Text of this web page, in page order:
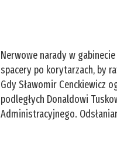
Nerwowe narady w
spacery po korytarzach, by
Gdy Sławomir Cenckiewicz
podległych Donaldowi
Administracyjnego.